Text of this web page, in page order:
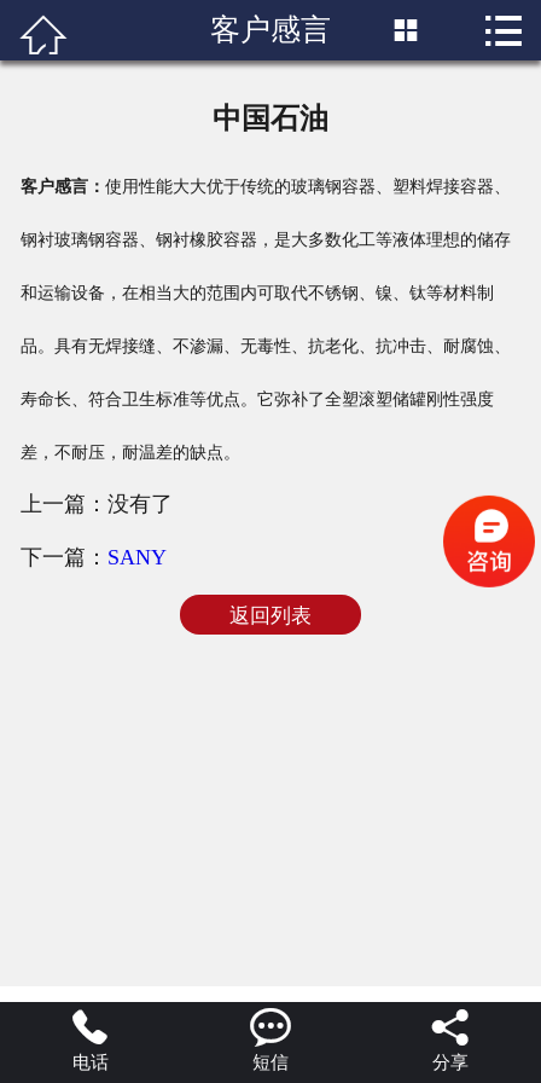
 首页
服务中心
新闻资讯
工厂设备
 客户感言  
中国石油
客户感言： 使用性能大大优于传统的玻璃钢容器、塑料焊接容器、
钢衬玻璃钢容器、钢衬橡胶容器，是大多数化工等液体理想的储存
和运输设备，在相当大的范围内可取代不锈钢、镍、钛等材料制
品。具有无焊接缝、不渗漏、无毒性、抗老化、抗冲击、耐腐蚀、
寿命长、符合卫生标准等优点。它弥补了全塑滚塑储罐刚性强度
差，不耐压，耐温差的缺点。
上一篇：没有了
下一篇： SANY
返回列表

电话

短信

分享